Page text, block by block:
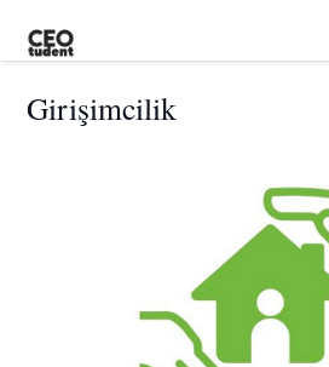
Girişimcilik